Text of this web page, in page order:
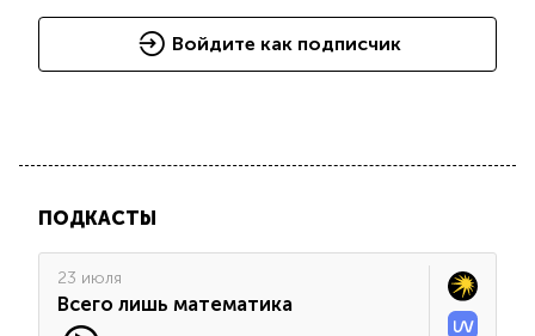
Войдите как подписчик
ПОДКАСТЫ
23 июля
Всего лишь математика